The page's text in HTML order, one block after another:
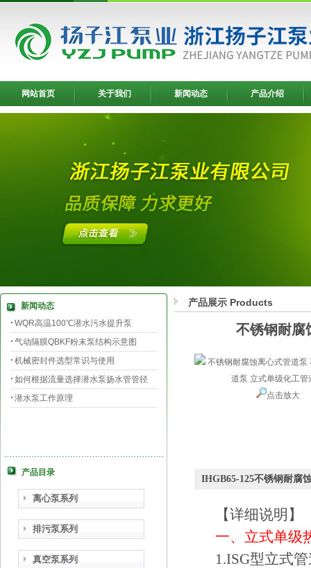
网站首页 关于我们 新闻动态 产品介绍
新闻动态
WQR高温100℃潜水污水提升泵
气动隔膜QBKF粉末泵结构示意图
机械密封件选型常识与使用
如何根据流量选择潜水泵扬水管管径
潜水泵工作原理
产品目录
离心泵系列
排污泵系列
真空泵系列
产品展示 Products
不锈钢耐腐
点击放大
IHGB65-125不锈钢耐腐
【详细说明】
一、立式单级
1.ISG型立式